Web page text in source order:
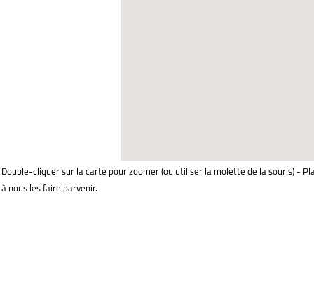
Double-cliquer sur la carte pour zoomer (ou utiliser la molette de la souris) -
à nous les faire parvenir.